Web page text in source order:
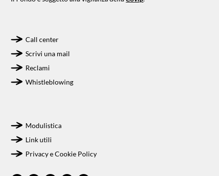
Call center
Scrivi una mail
Reclami
Whistleblowing
Modulistica
Link utili
Privacy e Cookie Policy